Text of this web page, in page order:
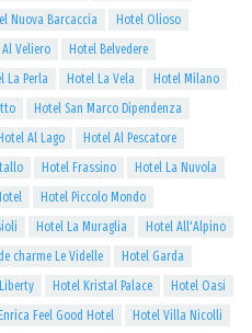
Nuova Barcaccia
Hotel Olioso
Al Veliero
Hotel Belvedere
La Perla Hotel La Vela
Hotel Milano
Hotel San Marco Dipendenza
Hotel Al Lago
Hotel Al Pescatore
Hotel Frassino
Hotel La Nuvola
Hotel Piccolo Mondo
Hotel La Muraglia
Hotel All'Alpino
charme Le Videlle
Hotel Garda
Hotel Kristal Palace
Hotel Oasi
Feel Good Hotel
Hotel Villa Nicolli